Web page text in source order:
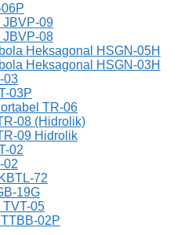
JBVP-09
JBVP-08
Heksagonal HSGN-05H
Heksagonal HSGN-03H
03
03P
TR-06
08 (Hidrolik)
09 Hidrolik
02
02
72
19G
TVT-05
02P